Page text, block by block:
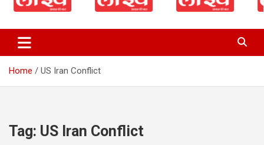
Home US Iran Conflict
Tag: US Iran Conflict